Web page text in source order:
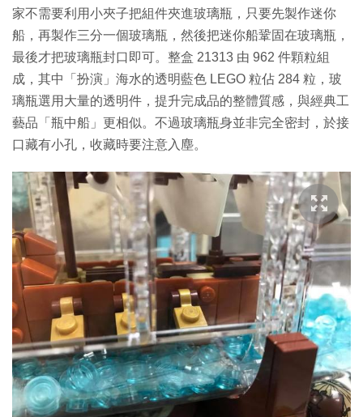
家不需要利用小夾子把組件夾進玻璃瓶，只要先製作迷你
船，再製作三分一個玻璃瓶，然後把迷你船鞏固在玻璃瓶，
最後才把玻璃瓶封口即可。整盒 21313 由 962 件顆粒組
成，其中「扮演」海水的透明藍色 LEGO 粒佔 284 粒，玻
璃瓶選用大量的透明件，提升完成品的整體質感，與經典工
藝品「瓶中船」更相似。不過玻璃瓶身並非完全密封，於接
口藏有小孔，收藏時要注意入塵。